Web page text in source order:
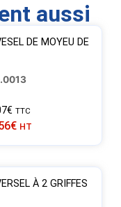
aussi
DE MOYEU DE
€ TTC
€ HT
À 2 GRIFFES